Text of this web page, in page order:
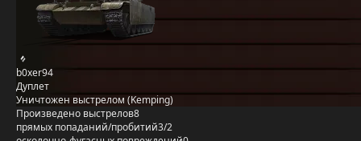
b0xer94
Дуплет
Уничтожен выстрелом (Kemping)
Произведено выстрелов8
прямых попаданий/пробитий3/2